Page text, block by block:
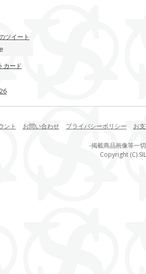
ツイート
カード
ント お問い合わせ プライバシーポリシー お
-掲載商品画像等一
Copyright (C)